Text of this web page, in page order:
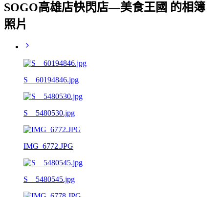
SOGO高雄店快閃店—美食王國 的相簿
照片
S__60194846.jpg
S__5480530.jpg
IMG_6772.JPG
S__5480545.jpg